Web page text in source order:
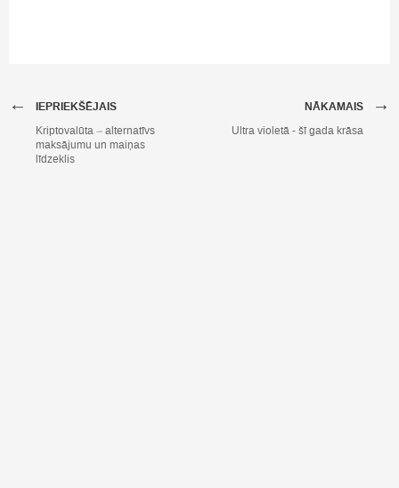
IEPRIEKŠĒJAIS
←
Kriptovalūta – alternatīvs
maksājumu un maiņas
līdzeklis
NĀKAMAIS →
Ultra violetā - šī gada krāsa